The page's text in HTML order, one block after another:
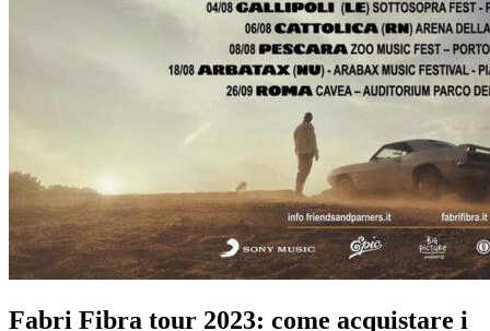
Fabri Fibra tour 2023: come acquistare i